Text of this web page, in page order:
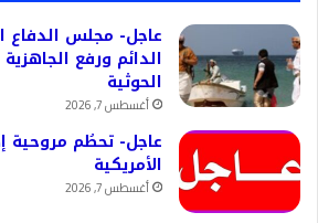
عاجل- مجلس الدفاع
الدائم ورفع
الحوثية
أغسطس 7, 2026
عاجل- تحطُم مروحية
الأمريكية
أغسطس 7, 2026